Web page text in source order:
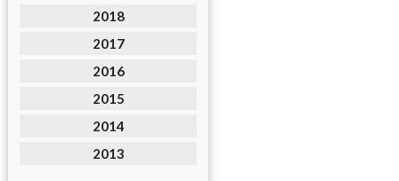
2018
2017
2016
2015
2014
2013